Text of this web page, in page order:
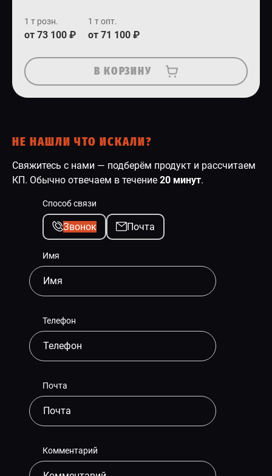
1 т розн.
от 73 100 ₽
1 т опт.
от 71 100 ₽
В КОРЗИНУ
НЕ НАШЛИ ЧТО ИСКАЛИ?
Свяжитесь с нами — подберём продукт и рассчитаем
КП. Обычно отвечаем в течение 20 минут.
Способ связи
Звонок Почта
Имя
Телефон
Почта
Комментарий